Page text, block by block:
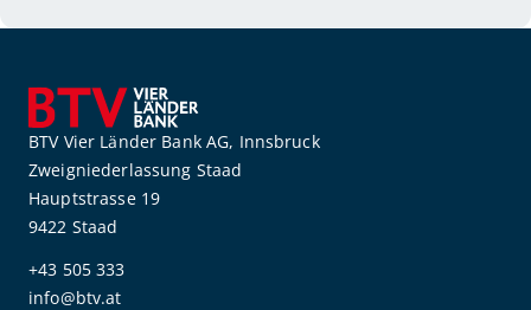
BTV Vier Länder Bank AG, Innsbruck
Zweigniederlassung Staad
Hauptstrasse 19
9422 Staad
+43 505 333
info@btv.at